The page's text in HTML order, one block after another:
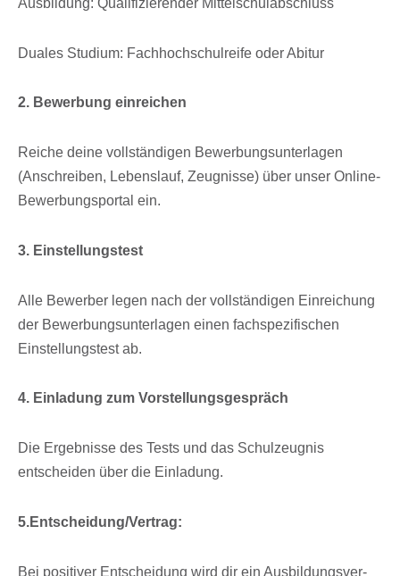
Duales Studium: Fach­hoch­schul­reife oder Abitur
2. Bewer­bung einreichen
Reiche deine voll­stän­di­gen Bewer­bungs­un­ter­la­gen
(Anschrei­ben, Lebens­lauf, Zeug­nisse) über unser Online-
Bewer­bungs­por­tal ein.
3. Einstel­lungs­test
Alle Bewer­ber legen nach der voll­stän­di­gen Einrei­chung
der Bewer­bungs­un­ter­la­gen einen fach­spe­zi­fi­schen
Einstel­lungs­test ab.
4. Einla­dung zum Vorstellungsgespräch
Die Ergeb­nisse des Tests und das Schul­zeug­nis
entschei­den über die Einladung.
5.Entscheidung/Vertrag:
Bei posi­ti­ver Entschei­dung wird dir ein Ausbil­dungs­ver­